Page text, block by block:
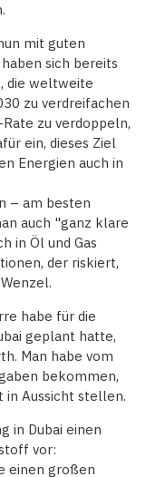
mit guten
sich bereits
die weltweite
zu verdreifachen
zu verdoppeln,
ein, dieses Ziel
Energien auch in
– am besten
auch "ganz klare
in Öl und Gas
der riskiert,
habe für die
geplant hatte,
Man habe vom
bekommen,
in Aussicht stellen.
in Dubai einen
vor:
einen großen